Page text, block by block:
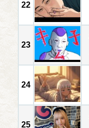
22
23
24
25